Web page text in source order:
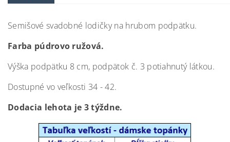
Semišové svadobné lodičky na hrubom podpätku.
Farba púdrovo ružová.
Výška podpätku 8 cm, podpätok č. 3 potiahnutý látkou.
Dostupné vo veľkosti 34 - 42.
Dodacia lehota je 3 týždne.